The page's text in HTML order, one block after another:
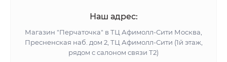
Наш адрес:
Магазин "Перчаточка" в ТЦ Афимолл-Сити Москва,
Пресненская наб. дом 2, ТЦ Афимолл-Сити (1й этаж,
рядом с салоном связи Т2)